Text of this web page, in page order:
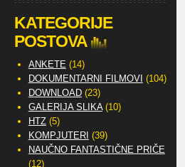
KATEGORIJE
POSTOVA
ANKETE (14)
DOKUMENTARNI FILMOVI (104)
DOWNLOAD(23)
GALERIJA SLIKA(10)
HTZ(5)
KOMPJUTERI (39)
NAUČNO FANTASTIČNE PRIČE
(12)